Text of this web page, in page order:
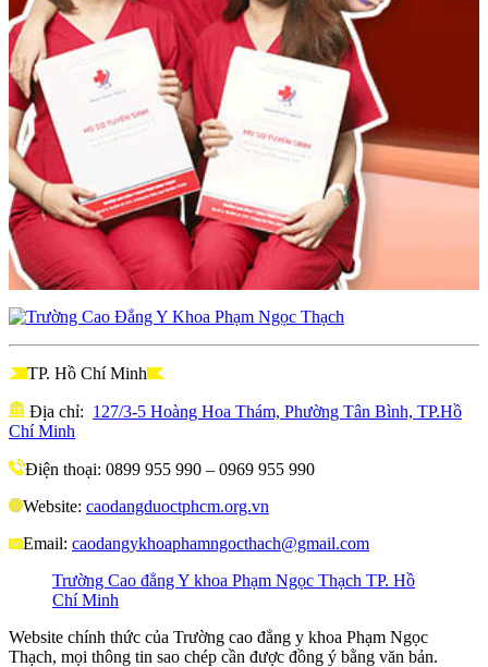
TP. Hồ Chí Minh
Địa chỉ: 127/3-5 Hoàng Hoa Thám, Phường Tân Bình, TP.Hồ
Chí Minh
Điện thoại: 0899 955 990 – 0969 955 990
Website: caodangduoctphcm.org.vn
Email: caodangykhoaphamngocthach@gmail.com
Trường Cao đẳng Y khoa Phạm Ngọc Thạch TP. Hồ
Chí Minh
Website chính thức của Trường cao đẳng y khoa Phạm Ngọc
Thạch, mọi thông tin sao chép cần được đồng ý bằng văn bản.